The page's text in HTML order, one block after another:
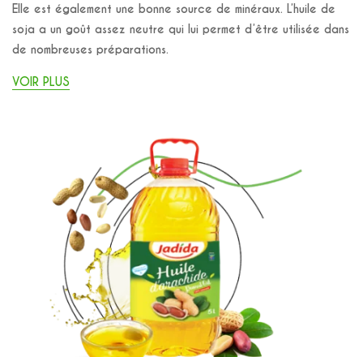
Elle est également une bonne source de minéraux. L’huile de
soja a un goût assez neutre qui lui permet d’être utilisée dans
de nombreuses préparations.
VOIR PLUS